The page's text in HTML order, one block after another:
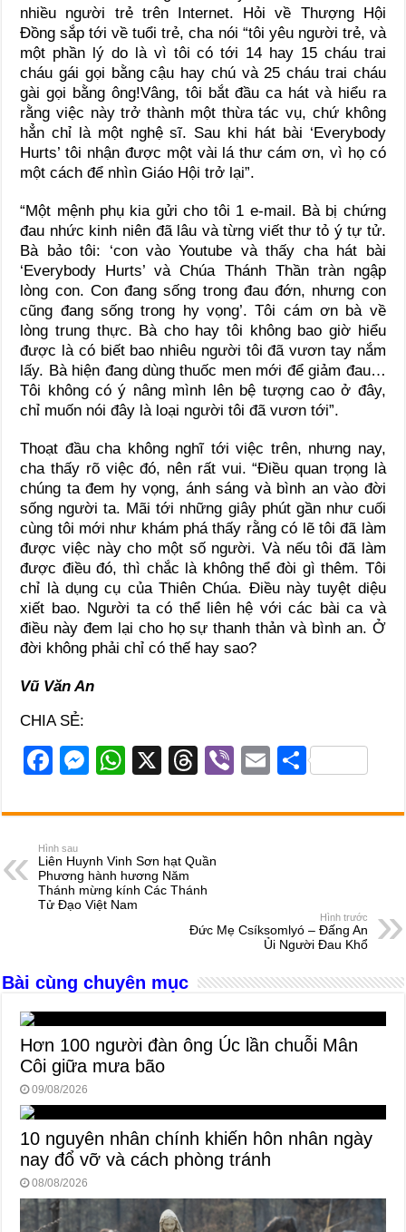
nhiều người trẻ trên Internet. Hỏi về Thượng Hội
Đồng sắp tới về tuổi trẻ, cha nói “tôi yêu người trẻ, và
một phần lý do là vì tôi có tới 14 hay 15 cháu trai
cháu gái gọi bằng cậu hay chú và 25 cháu trai cháu
gài gọi bằng ông!Vâng, tôi bắt đầu ca hát và hiểu ra
rằng việc này trở thành một thừa tác vụ, chứ không
hẳn chỉ là một nghệ sĩ. Sau khi hát bài ‘Everybody
Hurts’ tôi nhận được một vài lá thư cám ơn, vì họ có
một cách để nhìn Giáo Hội trở lại”.
“Một mệnh phụ kia gửi cho tôi 1 e-mail. Bà bị chứng
đau nhức kinh niên đã lâu và từng viết thư tỏ ý tự tử.
Bà bảo tôi: ‘con vào Youtube và thấy cha hát bài
‘Everybody Hurts’ và Chúa Thánh Thần tràn ngập
lòng con. Con đang sống trong đau đớn, nhưng con
cũng đang sống trong hy vọng’. Tôi cám ơn bà về
lòng trung thực. Bà cho hay tôi không bao giờ hiểu
được là có biết bao nhiêu người tôi đã vươn tay nắm
lấy. Bà hiện đang dùng thuốc men mới để giảm đau…
Tôi không có ý nâng mình lên bệ tượng cao ở đây,
chỉ muốn nói đây là loại người tôi đã vươn tới”.
Thoạt đầu cha không nghĩ tới việc trên, nhưng nay,
cha thấy rõ việc đó, nên rất vui. “Điều quan trọng là
chúng ta đem hy vọng, ánh sáng và bình an vào đời
sống người ta. Mãi tới những giây phút gần như cuối
cùng tôi mới như khám phá thấy rằng có lẽ tôi đã làm
được việc này cho một số người. Và nếu tôi đã làm
được điều đó, thì chắc là không thể đòi gì thêm. Tôi
chỉ là dụng cụ của Thiên Chúa. Điều này tuyệt diệu
xiết bao. Người ta có thể liên hệ với các bài ca và
điều này đem lại cho họ sự thanh thản và bình an. Ở
đời không phải chỉ có thế hay sao?
Vũ Văn An
CHIA SẺ:
F
c
e
b
o
M
ss
n
g
W
at
A
p
X
T
e
a
d
s
Vi
er
E
ail
S
ar
Hình sau
Liên Huynh Vinh Sơn hạt Quần
Phương hành hương Năm
Thánh mừng kính Các Thánh
Tử Đạo Việt Nam
Hình trước
Đức Mẹ Csíksomlyó – Đấng An
Ủi Người Đau Khổ
Bài cùng chuyên mục
Hơn 100 người đàn ông Úc lần chuỗi Mân
Côi giữa mưa bão
09/08/2026
10 nguyên nhân chính khiến hôn nhân ngày
nay đổ vỡ và cách phòng tránh
08/08/2026